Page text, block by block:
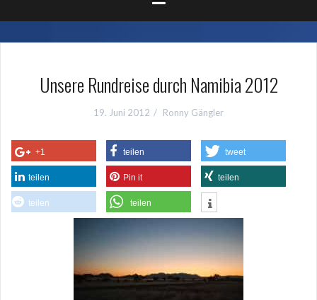
Unsere Rundreise durch Namibia 2012
19. Juni 2012 Ronny Gängler
+1 teilen tweet
teilen Pin it teilen
teilen teilen